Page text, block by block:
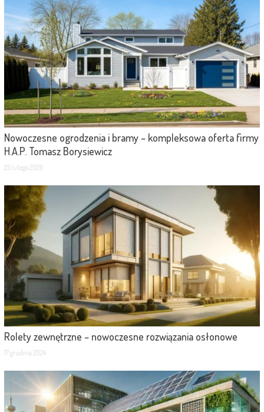
Nowoczesne ogrodzenia i bramy – kompleksowa oferta firmy
H.A.P. Tomasz Borysiewicz
23 lutego 2026
Rolety zewnętrzne – nowoczesne rozwiązania osłonowe
17 grudnia 2024